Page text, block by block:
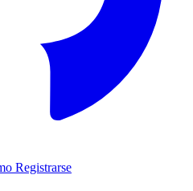
Registrarse